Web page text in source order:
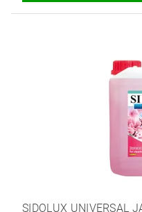
SIDOLUX UNIVERSAL